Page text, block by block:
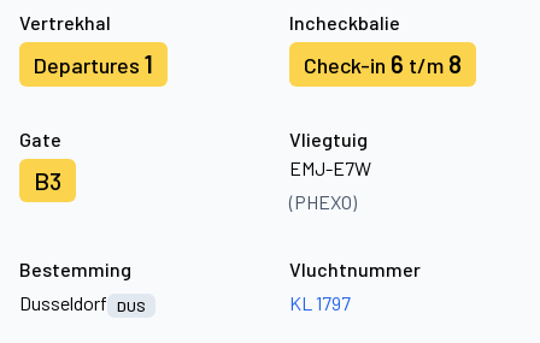
Vertrekhal
Departures 1
Incheckbalie
Check-in 6 t/m 8
Gate
B3
Vliegtuig
EMJ-E7W
(PHEXO)
Bestemming
Dusseldorf
DUS
Vluchtnummer
KL 1797